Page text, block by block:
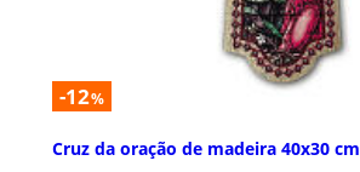
-12%
Cruz da oração de madeira 40x30 cm